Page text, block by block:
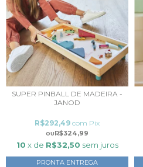
SUPER PINBALL DE MADEIRA -
JANOD
R$324,99
R$292,49 com Pix
10 x de R$32,50 sem juros
PRONTA ENTREGA